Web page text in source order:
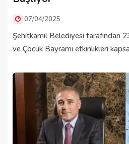
07/04/2025
Şehitkamil Belediyesi tarafından
ve Çocuk Bayramı etkinlikleri